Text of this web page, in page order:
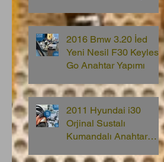
2016 Bmw 3.20 İed
Yeni Nesil F30 Keyless
Go Anahtar Yapımı
2011 Hyundai i30
Orjinal Sustalı
Kumandalı Anahtar